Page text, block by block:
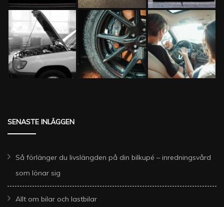
SENASTE INLÄGGEN
Så förlänger du livslängden på din bilkupé – inredningsvård
som lönar sig
Allt om bilar och lastbilar